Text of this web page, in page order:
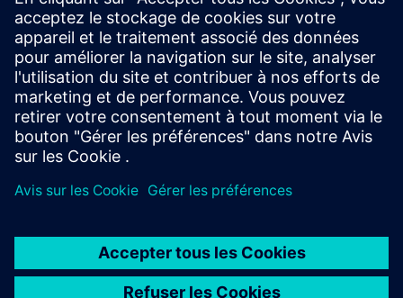
Versions antérieures et
obsolètes